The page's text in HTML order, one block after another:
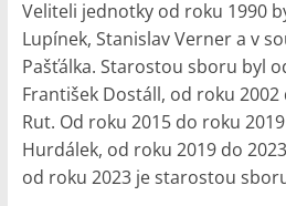
Veliteli jednotky od roku 1990
Lupínek, Stanislav Verner a v
Pašťálka. Starostou sboru byl
František Dostáll, od roku 2002
Rut. Od roku 2015 do roku
Hurdálek, od roku 2019 do
od roku 2023 je starostou